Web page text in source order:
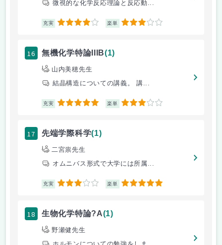
微視的な化学反応理論と反応動...
充実 4 楽単 3
16 無機化学特論IIIB(1)
山内美穂先生
結晶構造についての講義。 講...
充実 5 楽単 3
17 先端学際科学(1)
二宮祟先生
オムニバス形式で大学には所属...
充実 3 楽単 5
18 生物化学特論?A(1)
野瀬健先生